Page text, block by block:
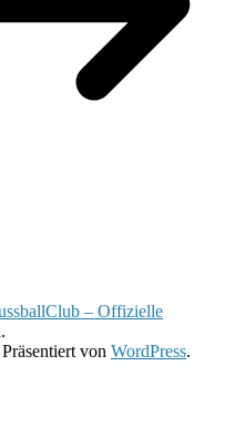
– Offizielle
von WordPress.